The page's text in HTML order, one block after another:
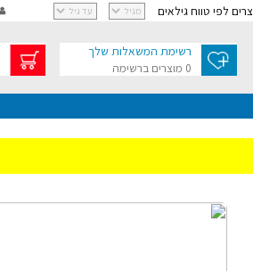
לפי טווח גילאים
הקניות שלךבסך 0.00 ₪
רשימת המשאלות שלך
0 מוצרים ברשימה